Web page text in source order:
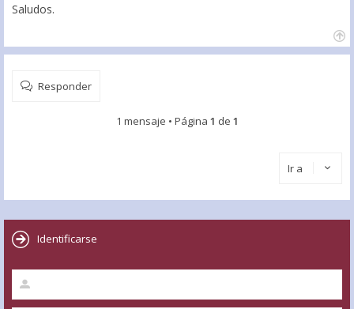
Saludos.
Responder
1 mensaje • Página 1 de 1
Ir a
Identificarse